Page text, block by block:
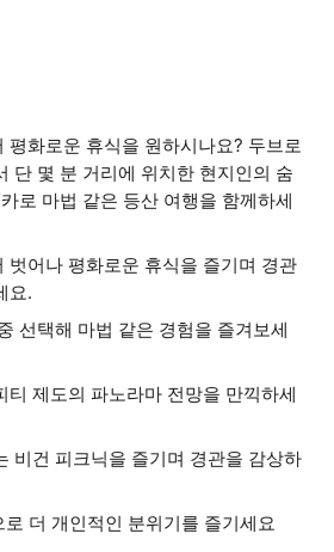
평화로운 휴식을 원하시나요? 두브로
단 몇 분 거리에 위치한 현지인의 숨
로 마법 같은 등산 여행을 함께하세
벗어나 평화로운 휴식을 즐기며 경관
요.
선택해 마법 같은 경험을 즐겨보세
티 제도의 파노라마 전망을 만끽하세
비건 피크닉을 즐기며 경관을 감상하
더 개인적인 분위기를 즐기세요